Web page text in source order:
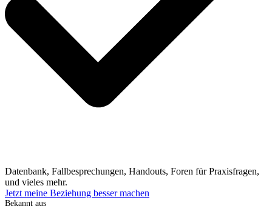
Datenbank, Fallbesprechungen, Handouts, Foren für Praxisfragen,
und vieles mehr.
Jetzt meine Beziehung besser machen
Bekannt aus